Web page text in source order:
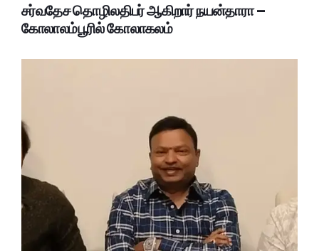
சர்வதேச தொழிலதிபர் ஆகிறார் நயன்தாரா –
கோலாலம்பூரில் கோலாகலம்